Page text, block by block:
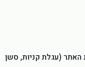
האתר (עגלת קניות, סשן